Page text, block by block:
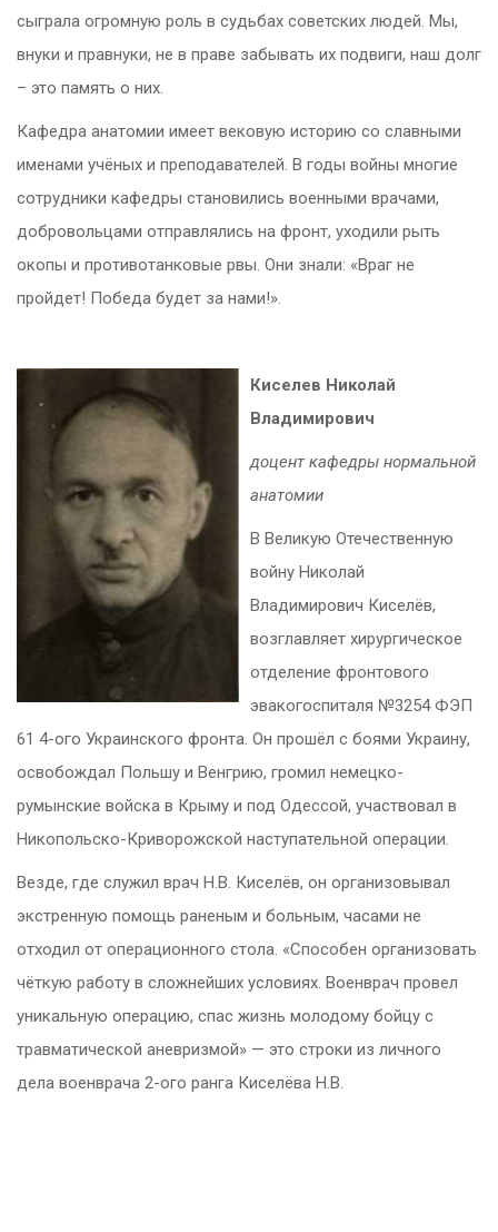
сыграла огромную роль в судьбах советских людей. Мы,
внуки и правнуки, не в праве забывать их подвиги, наш долг
– это память о них.
Кафедра анатомии имеет вековую историю со славными
именами учёных и преподавателей. В годы войны многие
сотрудники кафедры становились военными врачами,
добровольцами отправлялись на фронт, уходили рыть
окопы и противотанковые рвы. Они знали: «Враг не
пройдет! Победа будет за нами!».
Киселев Николай
Владимирович
доцент кафедры нормальной
анатомии
В Великую Отечественную
войну Николай
Владимирович Киселёв,
возглавляет хирургическое
отделение фронтового
эвакогоспиталя №3254 ФЭП
61 4-ого Украинского фронта. Он прошёл с боями Украину,
освобождал Польшу и Венгрию, громил немецко-
румынские войска в Крыму и под Одессой, участвовал в
Никопольско-Криворожской наступательной операции.
Везде, где служил врач Н.В. Киселёв, он организовывал
экстренную помощь раненым и больным, часами не
отходил от операционного стола. «Способен организовать
чёткую работу в сложнейших условиях. Военврач провел
уникальную операцию, спас жизнь молодому бойцу с
травматической аневризмой» — это строки из личного
дела военврача 2-ого ранга Киселёва Н.В.